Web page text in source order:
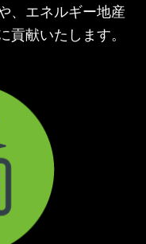
、エネルギー地産
貢献いたします。